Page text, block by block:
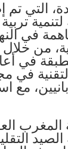
التي تم
تربية
في
من
في
في
مع
الصيد